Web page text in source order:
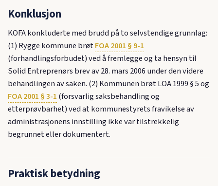
Konklusjon
KOFA konkluderte med brudd på to selvstendige grunnlag:
(1) Rygge kommune brøtFOA 2001 § 9-1
(forhandlingsforbudet) ved å fremlegge og ta hensyn til
Solid Entreprenørs brev av 28. mars 2006 under den videre
behandlingen av saken. (2) Kommunen brøt LOA 1999 § 5 og
FOA 2001 § 3-1 (forsvarlig saksbehandling og
etterprøvbarhet) ved at kommunestyrets fravikelse av
administrasjonens innstilling ikke var tilstrekkelig
begrunnet eller dokumentert.
Praktisk betydning